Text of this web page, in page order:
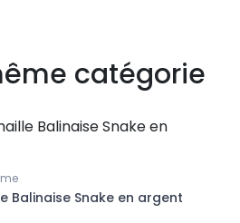
catégorie
Balinaise Snake en argent